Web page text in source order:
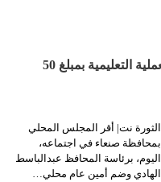
المجلس المحلي بصنعاء يعلن دعم العملية التعليمية بمبلغ 50
الثورة نت| أقر المجلس المحلي
بمحافظة صنعاء في اجتماعه،
اليوم، برئاسة المحافظ عبدالباسط
الهادي وضم أمين عام محلي…